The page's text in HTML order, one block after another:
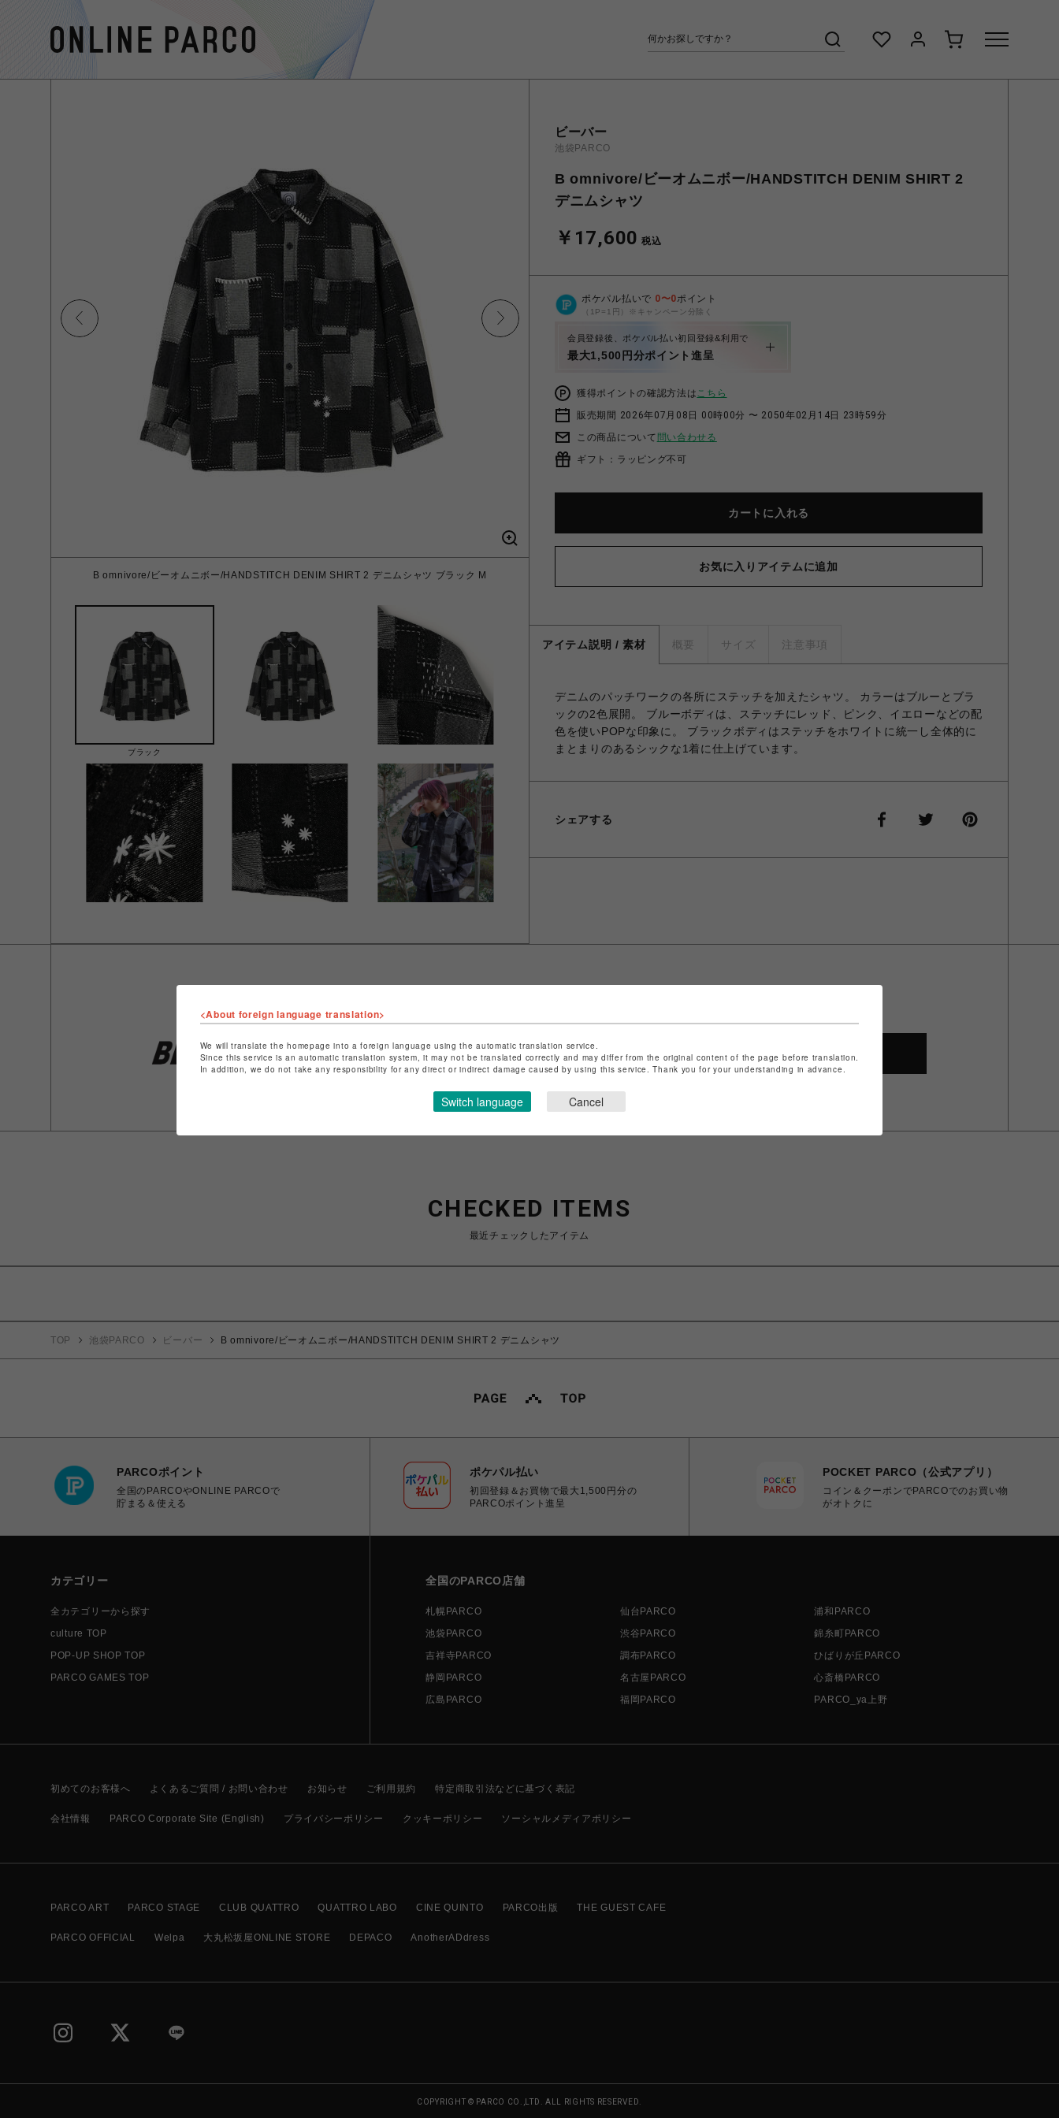
B omnivore/ビーオムニボー/HANDSTITCH DENIM SHIRT 2 デニムシャツ ブラック M
ブラック
ビーバー
池袋PARCO
B omnivore/ビーオムニボー/HANDSTITCH DENIM SHIRT 2
デニムシャツ
￥17,600 税込
ポケパル払いで 0〜0ポイント
（1P=1円）※キャンペーン分除く
会員登録後、ポケパル払い初回登録&利用で
最大1,500円分ポイント進呈
獲得ポイントの確認方法はこちら
販売期間 2026年07月08日 00時00分 〜 2050年02月14日 23時59分
この商品について 問い合わせる
ギフト：ラッピング不可
カートに入れる
お気に入りアイテムに追加
アイテム説明 / 素材 概要 サイズ 注意事項
デニムのパッチワークの各所にステッチを加えたシャツ。 カラーはブルーとブラ
ックの2色展開。 ブルーボディは、ステッチにレッド、ピンク、イエローなどの配
色を使いPOPな印象に。 ブラックボディはステッチをホワイトに統一し全体的に
まとまりのあるシックな1着に仕上げています。
シェアする
ショップ名
特定商取引法など法令に基づく表記はこちら
ショップお問い合わせはこちら
SHOP TOP
CHECKED ITEMS
最近チェックしたアイテム
TOP 池袋PARCO ビーバー B omnivore/ビーオムニボー/HANDSTITCH DENIM SHIRT 2 デニムシャツ
PARCOポイント
全国のPARCOやONLINE PARCOで
貯まる＆使える
ポケパル払い
初回登録＆お買物で最大1,500円分の
PARCOポイント進呈
POCKET PARCO（公式アプリ）
コイン＆クーポンでPARCOでのお買い物
がオトクに
カテゴリー
全カテゴリーから探す
culture TOP
POP-UP SHOP TOP
PARCO GAMES TOP
全国のPARCO店舗
札幌PARCO 仙台PARCO
浦和PARCO
池袋PARCO
渋谷PARCO
錦糸町PARCO
吉祥寺PARCO
調布PARCO
ひばりが丘PARCO
静岡PARCO
名古屋PARCO
心斎橋PARCO
広島PARCO
福岡PARCO PARCO_ya上野
初めてのお客様へ よくあるご質問 / お問い合わせ お知らせ ご利用規約 特定商取引法などに基づく表記
会社情報 PARCO Corporate Site (English) プライバシーポリシー クッキーポリシー ソーシャルメディアポリシー
PARCO ART PARCO STAGE CLUB QUATTRO QUATTRO LABO CINE QUINTO PARCO出版 THE GUEST CAFE
PARCO OFFICIAL Welpa 大丸松坂屋ONLINE STORE DEPACO AnotherADdress
COPYRIGHT © PARCO CO.,LTD. ALL RIGHTS RESERVED.
<About foreign language translation>
We will translate the homepage into a foreign language using the automatic translation service.
Since this service is an automatic translation system, it may not be translated correctly and may differ from the original content of the page before translation.
In addition, we do not take any responsibility for any direct or indirect damage caused by using this service. Thank you for your understanding in advance.
Switch language Cancel